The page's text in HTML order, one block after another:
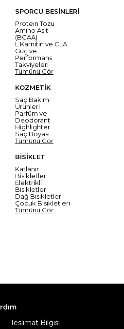
SPORCU BESİNLERİ
Protein Tozu
Amino Asit
(BCAA)
L Karnitin ve CLA
Güç ve
Performans
Takviyeleri
Tümünü Gör
KOZMETİK
Saç Bakım
Ürünleri
Parfüm ve
Deodorant
Highlighter
Saç Boyası
Tümünü Gör
BİSİKLET
Katlanır
Bisikletler
Elektrikli
Bisikletler
Dağ Bisikletleri
Çocuk Bisikletleri
Tümünü Gör
Teslimat Bilgisi